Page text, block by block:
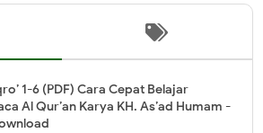
1-6 (PDF) Cara Cepat Belajar
Al Qur’an Karya KH. As’ad Humam -